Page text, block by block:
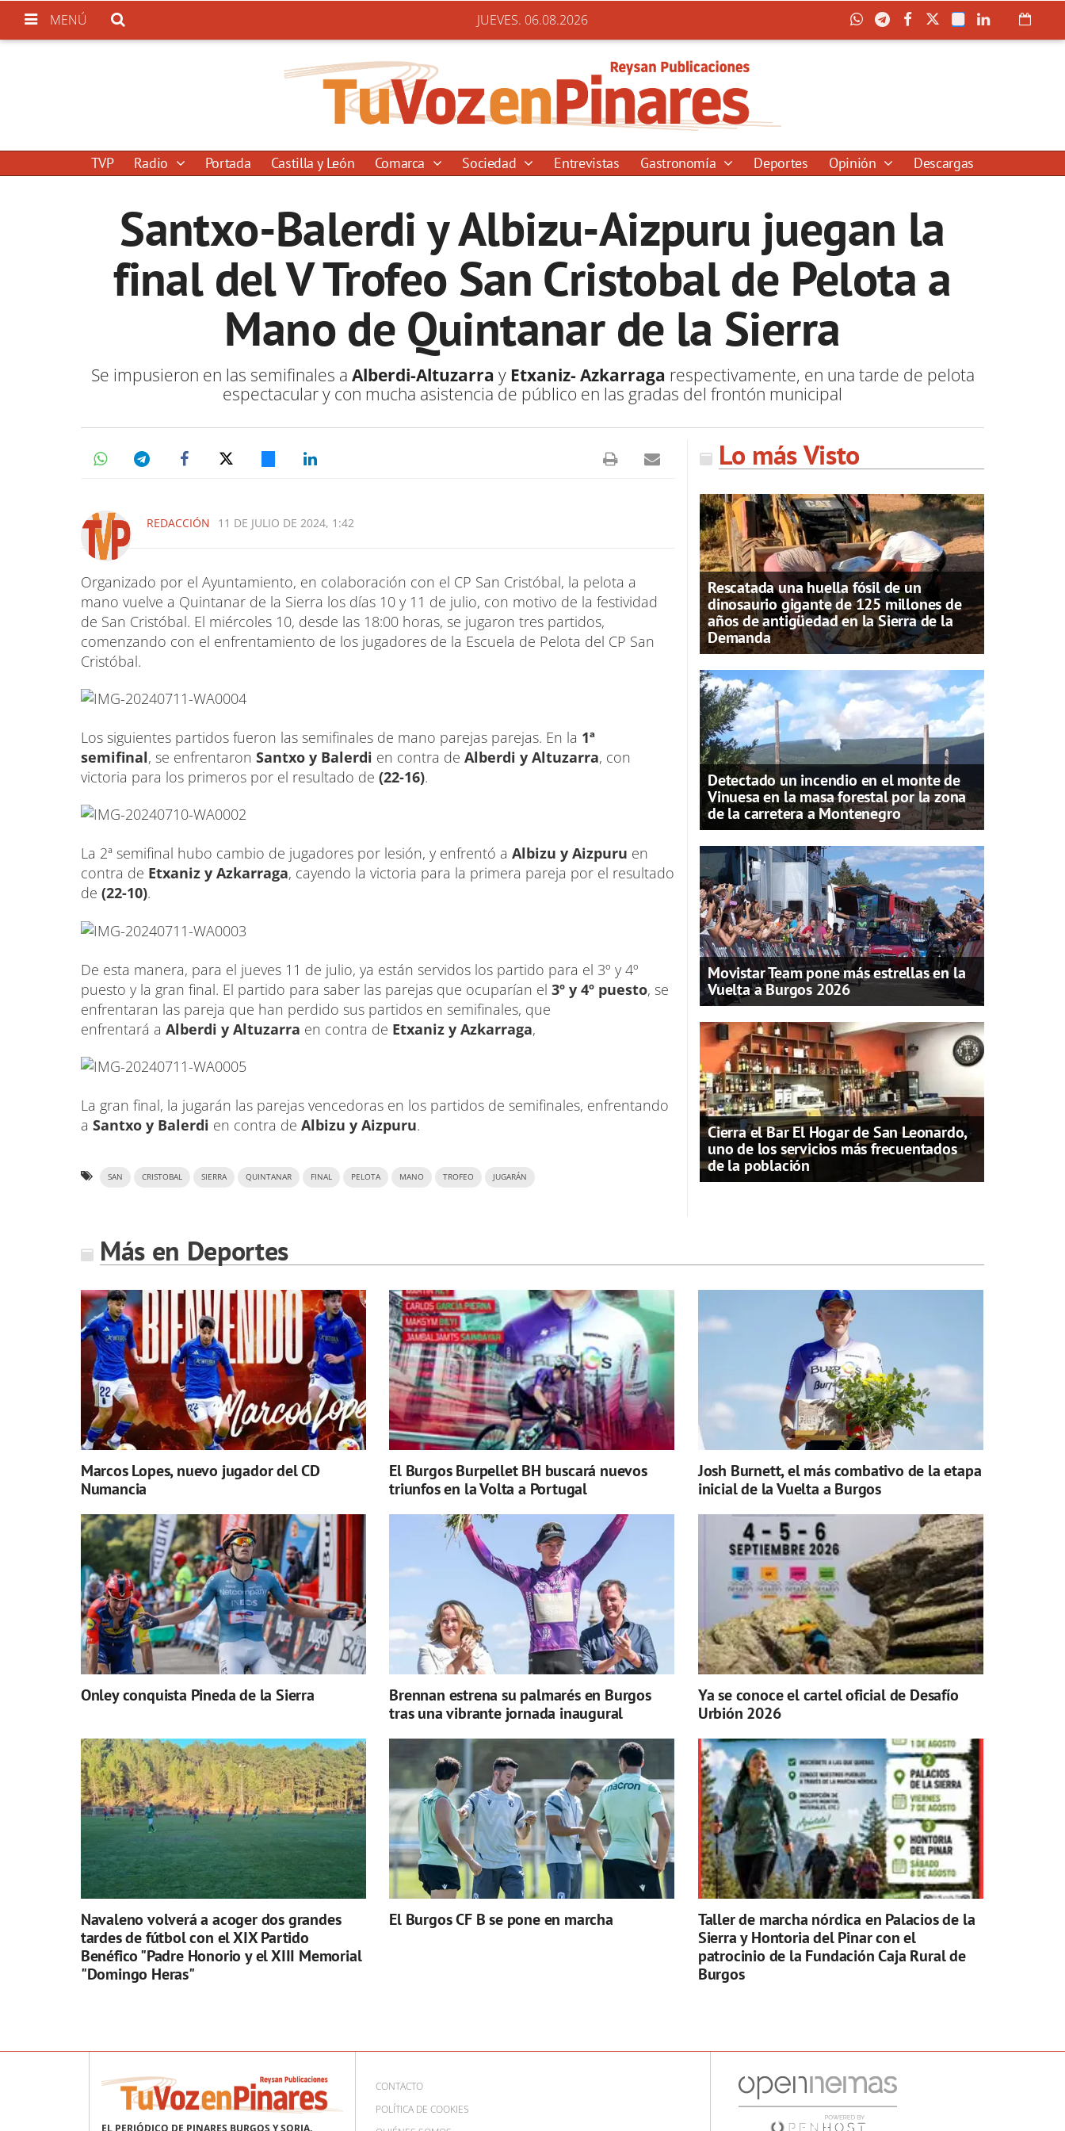
MENÚ JUEVES. 06.08.2026
TVP Radio Portada Castilla y León Comarca Sociedad Entrevistas Gastronomía Deportes Opinión Descargas
Santxo-Balerdi y Albizu-Aizpuru juegan la
final del V Trofeo San Cristobal de Pelota a
Mano de Quintanar de la Sierra
Se impusieron en las semifinales a Alberdi-Altuzarra y Etxaniz- Azkarraga respectivamente, en una tarde de pelota
espectacular y con mucha asistencia de público en las gradas del frontón municipal
REDACCIÓN 11 DE JULIO DE 2024, 1:42
Organizado por el Ayuntamiento, en colaboración con el CP San Cristóbal, la pelota a
mano vuelve a Quintanar de la Sierra los días 10 y 11 de julio, con motivo de la festividad
de San Cristóbal. El miércoles 10, desde las 18:00 horas, se jugaron tres partidos,
comenzando con el enfrentamiento de los jugadores de la Escuela de Pelota del CP San
Cristóbal.
Los siguientes partidos fueron las semifinales de mano parejas parejas. En la 1ª
semifinal, se enfrentaron Santxo y Balerdi en contra de Alberdi y Altuzarra, con
victoria para los primeros por el resultado de (22-16).
La 2ª semifinal hubo cambio de jugadores por lesión, y enfrentó a Albizu y Aizpuru en
contra de Etxaniz y Azkarraga, cayendo la victoria para la primera pareja por el resultado
de (22-10).
De esta manera, para el jueves 11 de julio, ya están servidos los partido para el 3º y 4º
puesto y la gran final. El partido para saber las parejas que ocuparían el 3º y 4º puesto, se
enfrentaran las pareja que han perdido sus partidos en semifinales, que
enfrentará a Alberdi y Altuzarra en contra de Etxaniz y Azkarraga,
La gran final, la jugarán las parejas vencedoras en los partidos de semifinales, enfrentando
a Santxo y Balerdi en contra de Albizu y Aizpuru.
SAN CRISTOBAL SIERRA QUINTANAR FINAL PELOTA MANO TROFEO JUGARÁN
Lo más Visto
Rescatada una huella fósil de un
dinosaurio gigante de 125 millones de
años de antigüedad en la Sierra de la
Demanda
Detectado un incendio en el monte de
Vinuesa en la masa forestal por la zona
de la carretera a Montenegro
Movistar Team pone más estrellas en la
Vuelta a Burgos 2026
Cierra el Bar El Hogar de San Leonardo,
uno de los servicios más frecuentados
de la población
Más en Deportes
Marcos Lopes, nuevo jugador del CD
Numancia
El Burgos Burpellet BH buscará nuevos
triunfos en la Volta a Portugal
Josh Burnett, el más combativo de la etapa
inicial de la Vuelta a Burgos
Onley conquista Pineda de la Sierra
Brennan estrena su palmarés en Burgos
tras una vibrante jornada inaugural
Ya se conoce el cartel oficial de Desafío
Urbión 2026
Navaleno volverá a acoger dos grandes
tardes de fútbol con el XIX Partido
Benéfico "Padre Honorio y el XIII Memorial
"Domingo Heras"
El Burgos CF B se pone en marcha
Taller de marcha nórdica en Palacios de la
Sierra y Hontoria del Pinar con el
patrocinio de la Fundación Caja Rural de
Burgos
EL PERIÓDICO DE PINARES BURGOS Y SORIA.
CONTACTO
POLÍTICA DE COOKIES